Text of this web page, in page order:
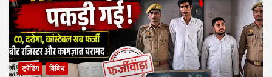
ट्रेंडिंग विविध